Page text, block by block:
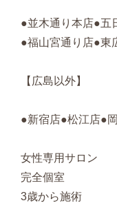
●並木通り本店●五
●福山宮通り店●東
【広島以外】
●新宿店●松江店●
女性専用サロン
完全個室
3歳から施術